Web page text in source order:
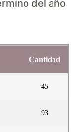
del año
Cantidad
45
93